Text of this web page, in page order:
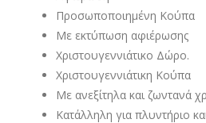
Προσωποποιημένη Κούπα
Με εκτύπωση αφιέρωσης
Χριστουγεννιάτικο Δώρο.
Χριστουγεννιάτικη Κούπα
Με ανεξίτηλα και ζωντανά
Κατάλληλη για πλυντήριο